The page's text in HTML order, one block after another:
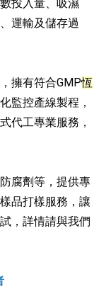
投入量、吸濕
運輸及儲存過
擁有符合GMP恆
監控產線製程，
代工專業服務，
腐劑等，提供專
品打樣服務，讓
，詳情請與我們